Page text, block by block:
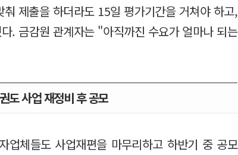
제출을 하더라도 15일 평가기간을 거쳐야 하고,
. 금감원 관계자는 "아직까진 수요가 얼마나 되는
도 사업 재정비 후 공모
업체들도 사업재편을 마무리하고 하반기 중 공모